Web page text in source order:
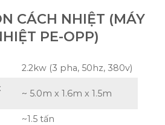
CÁCH NHIỆT (MÁY
PE-OPP)
2.2kw (3 pha, 50hz, 380v)
~ 5.0m x 1.6m x 1.5m
~1.5 tấn